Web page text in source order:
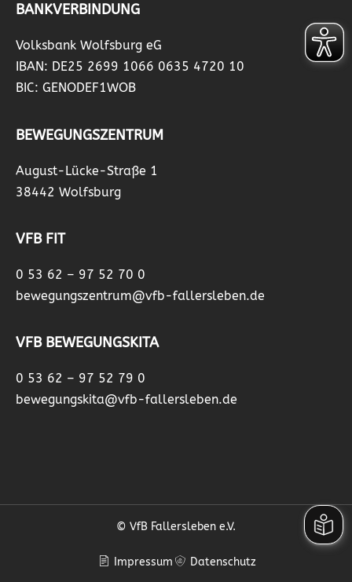
BANKVERBINDUNG
Volksbank Wolfsburg eG
IBAN: DE25 2699 1066 0635 4720 10
BIC: GENODEF1WOB
BEWEGUNGSZENTRUM
August-Lücke-Straße 1
38442 Wolfsburg
VFB FIT
0 53 62 – 97 52 70 0
bewegungszentrum@vfb-fallersleben.de
VFB BEWEGUNGSKITA
0 53 62 – 97 52 79 0
bewegungskita@vfb-fallersleben.de
© VfB Fallersleben e.V.
Impressum Datenschutz